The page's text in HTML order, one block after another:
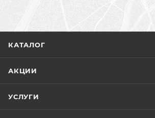
КАТАЛОГ
АКЦИИ
УСЛУГИ